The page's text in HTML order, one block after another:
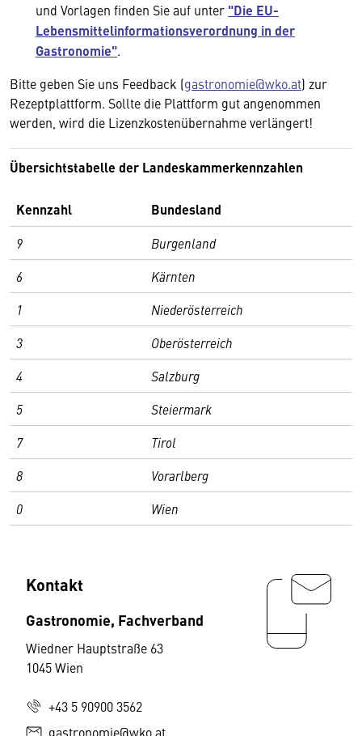
und Vorlagen finden Sie auf unter "Die EU-
Lebensmittelinformationsverordnung in der
Gastronomie".
Bitte geben Sie uns Feedback (gastronomie@wko.at) zur
Rezeptplattform. Sollte die Plattform gut angenommen
werden, wird die Lizenzkostenübernahme verlängert!
Übersichtstabelle der Landeskammerkennzahlen
Kennzahl Bundesland
9
Burgenland
6
Kärnten
1
Niederösterreich
3
Oberösterreich
4
Salzburg
5
Steiermark
7
Tirol
8
Vorarlberg
0
Wien
Kontakt
Gastronomie, Fachverband
Wiedner Hauptstraße 63
1045 Wien
+43 5 90900 3562
gastronomie@wko.at